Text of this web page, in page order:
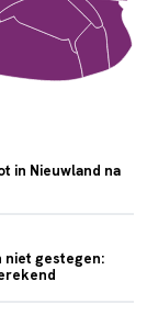
in Nieuwland na
niet gestegen: